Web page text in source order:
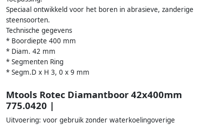
Speciaal ontwikkeld voor het boren in abrasieve, zanderige
steensoorten.
Technische gegevens
* Boordiepte 400 mm
* Diam. 42 mm
* Segmenten Ring
* Segm.D x H 3, 0 x 9 mm
Mtools Rotec Diamantboor 42x400mm
775.0420 |
Uitvoering: voor gebruik zonder waterkoelingoverige